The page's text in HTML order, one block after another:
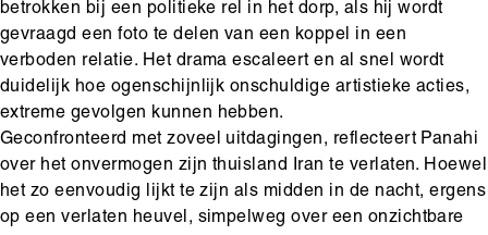
betrokken bij een politieke rel in het dorp, als hij wordt
gevraagd een foto te delen van een koppel in een
verboden relatie. Het drama escaleert en al snel wordt
duidelijk hoe ogenschijnlijk onschuldige artistieke acties,
extreme gevolgen kunnen hebben.
Geconfronteerd met zoveel uitdagingen, reflecteert Panahi
over het onvermogen zijn thuisland Iran te verlaten. Hoewel
het zo eenvoudig lijkt te zijn als midden in de nacht, ergens
op een verlaten heuvel, simpelweg over een onzichtbare